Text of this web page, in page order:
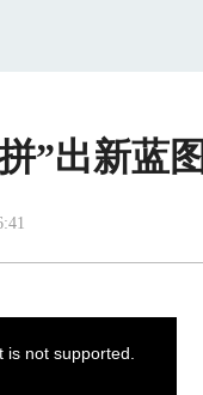
”出新蓝图
not supported.